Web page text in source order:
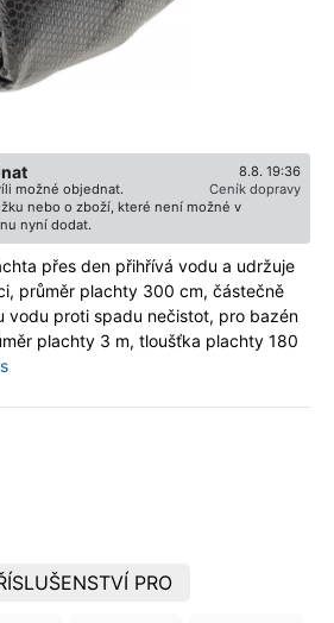
8.8. 19:36
Ceník dopravy
možné objednat.
nebo o zboží, které není možné v
nyní dodat.
přes den přihřívá vodu a udržuje
průměr plachty 300 cm, částečně
vodu proti spadu nečistot, pro bazén
plachty 3 m, tloušťka plachty 180
PRO